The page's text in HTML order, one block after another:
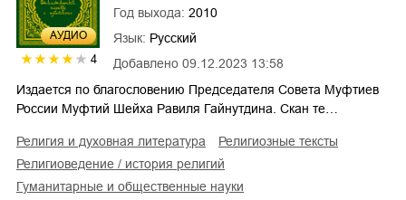
AУДИО
4 Добавлено 09.12.2023 13:58
Год выхода: 2010
Язык: Русский
Издается по благословению Председателя Совета Муфтиев
России Муфтий Шейха Равиля Гайнутдина. Скан те…
религия и духовная литература
религиозные тексты
религиоведение / история религий
гуманитарные и общественные науки